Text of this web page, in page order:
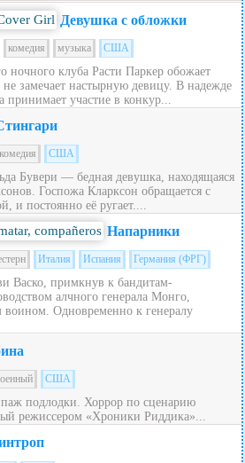
Девушка с обложки
комедия музыка США
ночного клуба Расти Паркер обожает
замечает настырную девицу. В надежде
участие в конкур...
комедия США
Бувери — бедная девушка, находящаяся
Госпожа Кларксон обращается с
и постоянно её ругает....
Напарники
Италия Испания Германия (ФРГ)
Васко, примкнув к бандитам-
алчного генерала Монго,
воином. Одновременно к генералу
США
подлодки. Хоррор по сценарию
режиссером «Хроники Риддика»...